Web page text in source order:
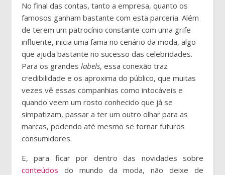
No final das contas, tanto a empresa, quanto os
famosos ganham bastante com esta parceria. Além
de terem um patrocínio constante com uma grife
influente, inicia uma fama no cenário da moda, algo
que ajuda bastante no sucesso das celebridades.
Para os grandes labels, essa conexão traz
credibilidade e os aproxima do público, que muitas
vezes vê essas companhias como intocáveis e
quando veem um rosto conhecido que já se
simpatizam, passar a ter um outro olhar para as
marcas, podendo até mesmo se tornar futuros
consumidores.
E, para ficar por dentro das novidades sobre
conteúdos do mundo da moda, não deixe de